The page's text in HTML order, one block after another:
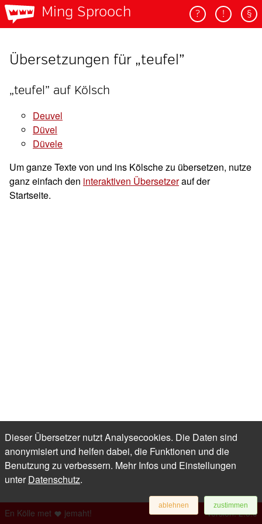
Ming Sprooch ? ! §
Übersetzungen für „teufel”
„teufel” auf Kölsch
deuvel
düvel
düvele
Um ganze Texte von und ins Kölsche zu übersetzen, nutze
ganz einfach den interaktiven Übersetzerauf der
Startseite.
En Kölle met jemaht! Version: 2.5.0
Dieser Übersetzer nutzt Analysecookies. Die Daten sind
anonymisiert und helfen dabei, die Funktionen und die
Benutzung zu verbessern. Mehr Infos und Einstellungen
unterDatenschutz.
ablehnen zustimmen